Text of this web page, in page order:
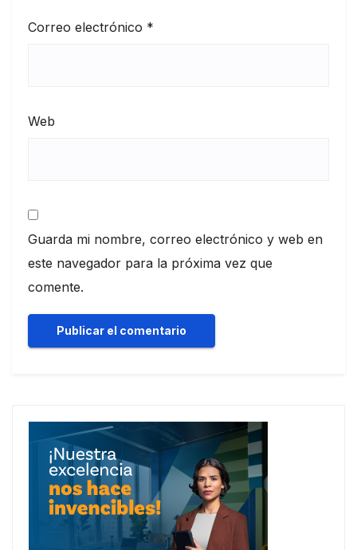
Correo electrónico *
Web
Guarda mi nombre, correo electrónico y web en
este navegador para la próxima vez que
comente.